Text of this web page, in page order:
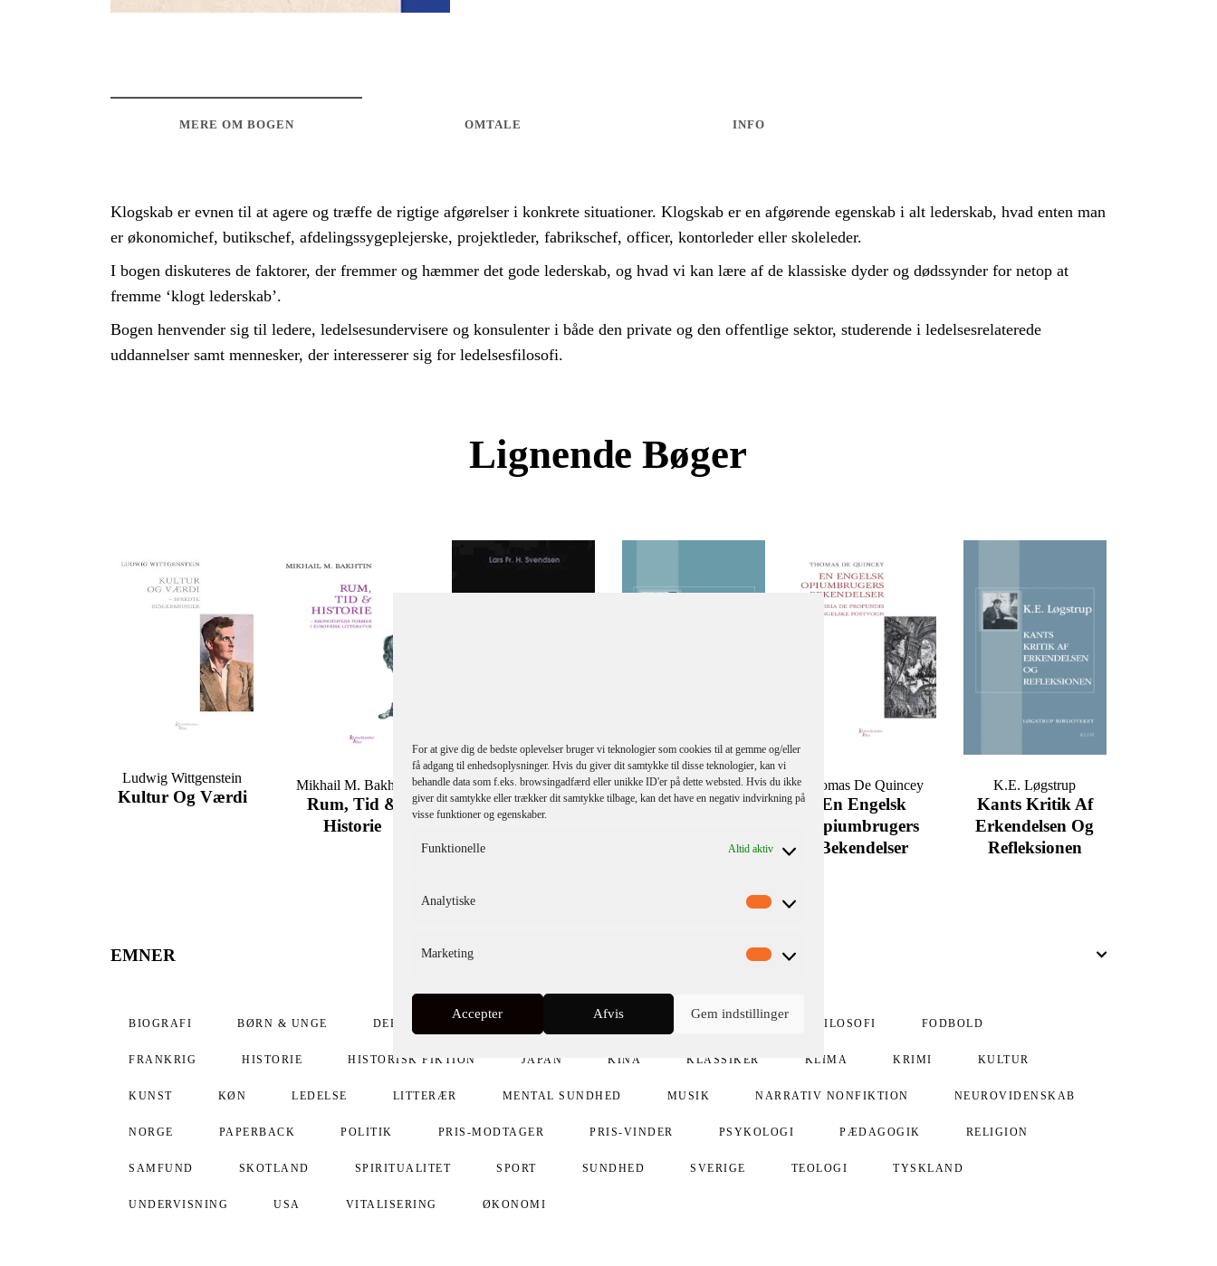
For at give dig de bedste oplevelser bruger vi teknologier som cookies til at gemme og/eller
få adgang til enhedsoplysninger. Hvis du giver dit samtykke til disse teknologier, kan vi
behandle data som f.eks. browsingadfærd eller unikke ID'er på dette websted. Hvis du ikke
giver dit samtykke eller trækker dit samtykke tilbage, kan det have en negativ indvirkning på
visse funktioner og egenskaber.
Funktionelle Altid aktiv
Analytiske
Marketing
Accepter Afvis Gem indstillinger
MERE OM BOGEN OMTALE INFO
Klogskab er evnen til at agere og træffe de rigtige afgørelser i konkrete situationer. Klogskab er en afgørende egenskab i alt lederskab, hvad enten man
er økonomichef, butikschef, afdelingssygeplejerske, projektleder, fabrikschef, officer, kontorleder eller skoleleder.
I bogen diskuteres de faktorer, der fremmer og hæmmer det gode lederskab, og hvad vi kan lære af de klassiske dyder og dødssynder for netop at
fremme ‘klogt lederskab’.
Bogen henvender sig til ledere, ledelsesundervisere og konsulenter i både den private og den offentlige sektor, studerende i ledelsesrelaterede
uddannelser samt mennesker, der interesserer sig for ledelsesfilosofi.
Lignende Bøger
Kultur Og Værdi
Ludwig Wittgenstein
Rum, Tid &
Historie
Mikhail M. Bakhtin
Ondskabens
Filosofi
Lars Fr. H. Svendsen
Venskab Og Strid
K.E. Løgstrup
En Engelsk
Opiumbrugers
Bekendelser
Thomas De Quincey
Kants Kritik Af
Erkendelsen Og
Refleksionen
K.E. Løgstrup
EMNER
BIOGRAFI BØRN & UNGE DEBAT DIDAKTIK FILMATISERET FILOSOFI FODBOLD
FRANKRIG HISTORIE HISTORISK FIKTION JAPAN KINA KLASSIKER KLIMA KRIMI KULTUR
KUNST KØN LEDELSE LITTERÆR MENTAL SUNDHED MUSIK NARRATIV NONFIKTION NEUROVIDENSKAB
NORGE PAPERBACK POLITIK PRIS-MODTAGER PRIS-VINDER PSYKOLOGI PÆDAGOGIK RELIGION
SAMFUND SKOTLAND SPIRITUALITET SPORT SUNDHED SVERIGE TEOLOGI TYSKLAND
UNDERVISNING USA VITALISERING ØKONOMI